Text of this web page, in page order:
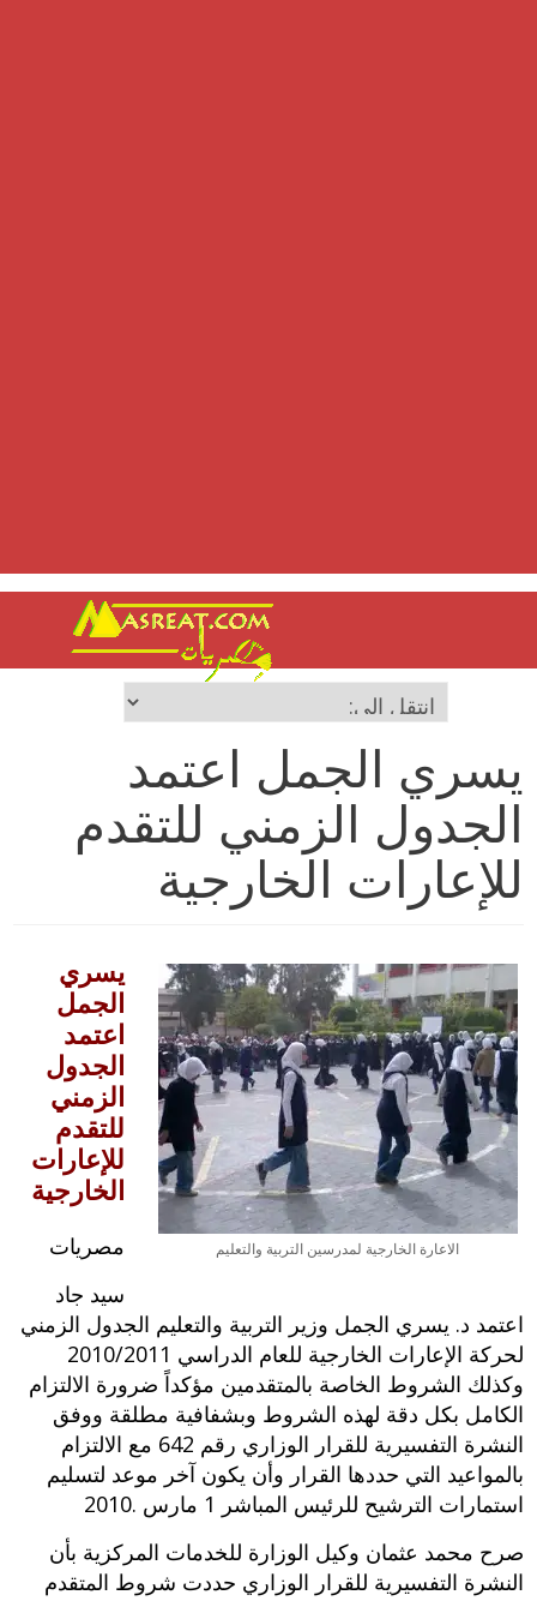
يسري الجمل اعتمد
الجدول الزمني للتقدم
للإعارات الخارجية
الاعارة الخارجية لمدرسين التربية والتعليم
يسري
الجمل
اعتمد
الجدول
الزمني
للتقدم
للإعارات
الخارجية
مصريات
سيد جاد
اعتمد د. يسري الجمل وزير التربية والتعليم الجدول الزمني
لحركة الإعارات الخارجية للعام الدراسي 2010/2011
وكذلك الشروط الخاصة بالمتقدمين مؤكداً ضرورة الالتزام
الكامل بكل دقة لهذه الشروط وبشفافية مطلقة ووفق
النشرة التفسيرية للقرار الوزاري رقم 642 مع الالتزام
بالمواعيد التي حددها القرار وأن يكون آخر موعد لتسليم
استمارات الترشيح للرئيس المباشر 1 مارس .2010
صرح محمد عثمان وكيل الوزارة للخدمات المركزية بأن
النشرة التفسيرية للقرار الوزاري حددت شروط المتقدم